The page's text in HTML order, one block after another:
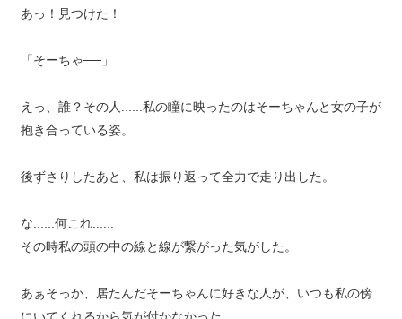
あっ！見つけた！
「そーちゃ──」
えっ、誰？その人......私の瞳に映ったのはそーちゃんと女の子が
抱き合っている姿。
後ずさりしたあと、私は振り返って全力で走り出した。
な......何これ......
その時私の頭の中の線と線が繋がった気がした。
あぁそっか、居たんだそーちゃんに好きな人が、いつも私の傍